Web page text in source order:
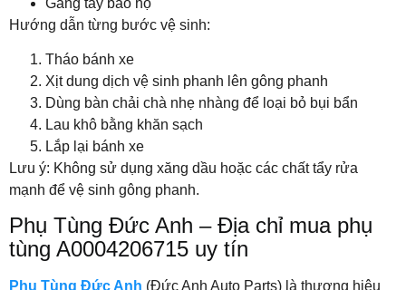
Hướng dẫn từng bước vệ sinh:
Tháo bánh xe
Xịt dung dịch vệ sinh phanh lên gông phanh
Dùng bàn chải chà nhẹ nhàng để loại bỏ bụi bẩn
Lau khô bằng khăn sạch
Lắp lại bánh xe
Lưu ý: Không sử dụng xăng dầu hoặc các chất tẩy rửa
mạnh để vệ sinh gông phanh.
Phụ Tùng Đức Anh – Địa chỉ mua phụ
tùng A0004206715 uy tín
Phụ Tùng Đức Anh (Đức Anh Auto Parts) là thương hiệu